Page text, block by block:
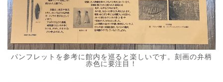
パンフレットを参考に館内を巡ると楽しいです。刻画の弁柄
赤色に要注目！